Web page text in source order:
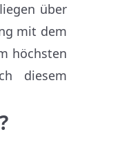
über
mit dem
höchsten
diesem